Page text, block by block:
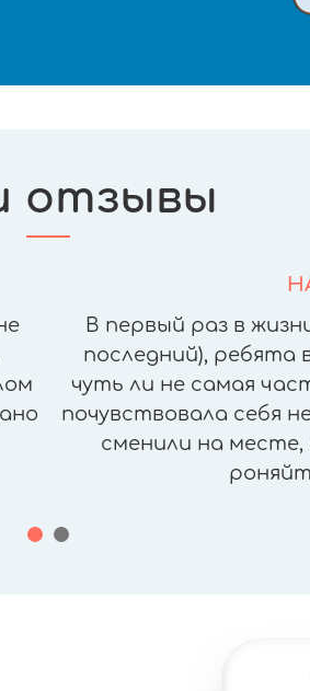
отзывы
В первый раз в
последний), ребята
чуть ли не самая
почувствовала себя
сменили на месте,